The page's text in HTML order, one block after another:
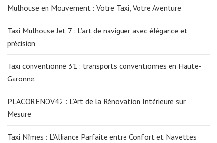
Mulhouse en Mouvement : Votre Taxi, Votre Aventure
Taxi Mulhouse Jet 7 : L’art de naviguer avec élégance et
précision
Taxi conventionné 31 : transports conventionnés en Haute-
Garonne.
PLACORENOV42 : L’Art de la Rénovation Intérieure sur
Mesure
Taxi Nîmes : L’Alliance Parfaite entre Confort et Navettes